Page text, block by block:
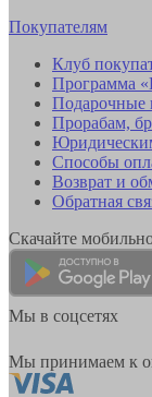
Покупателям
Клуб
Программа
Подарочные
Прорабам,
Способы
Возврат и
Обратная
Скачайте
Мы в соцсетях
Мы принимаем к